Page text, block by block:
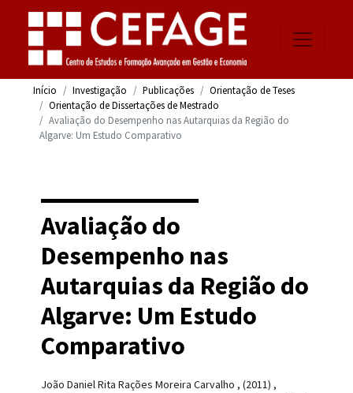
Início Investigação Publicações
Orientação de Teses
Orientação de Dissertações de Mestrado
Avaliação do Desempenho nas Autarquias da Região do
Algarve: Um Estudo Comparativo
Avaliação do
Desempenho nas
Autarquias da Região do
Algarve: Um Estudo
Comparativo
João Daniel Rita Rações Moreira Carvalho , (2011) ,